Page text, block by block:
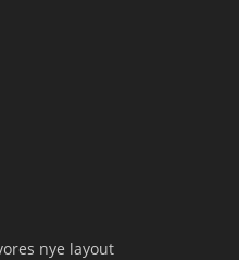
nye layout